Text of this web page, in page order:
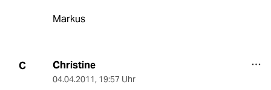
Markus
C Christine
04.04.2011, 19:57 Uhr